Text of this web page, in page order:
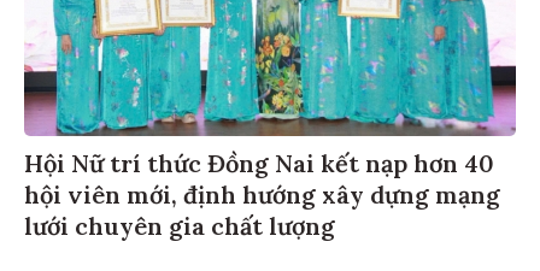
Hội Nữ trí thức Đồng Nai kết nạp hơn 40
hội viên mới, định hướng xây dựng mạng
lưới chuyên gia chất lượng